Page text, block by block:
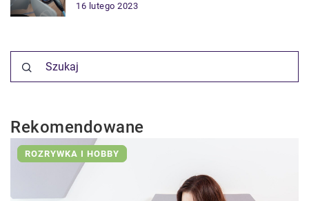
16 lutego 2023
Rekomendowane
ROZRYWKA I HOBBY